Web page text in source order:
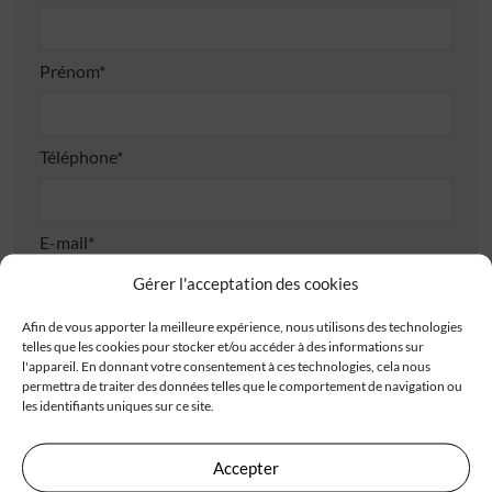
Gérer l'acceptation des cookies
Afin de vous apporter la meilleure expérience, nous utilisons des technologies
telles que les cookies pour stocker et/ou accéder à des informations sur
l'appareil. En donnant votre consentement à ces technologies, cela nous
permettra de traiter des données telles que le comportement de navigation ou
les identifiants uniques sur ce site.
Accepter
Prénom*
Téléphone*
E-mail*
Code postal*
Ville*